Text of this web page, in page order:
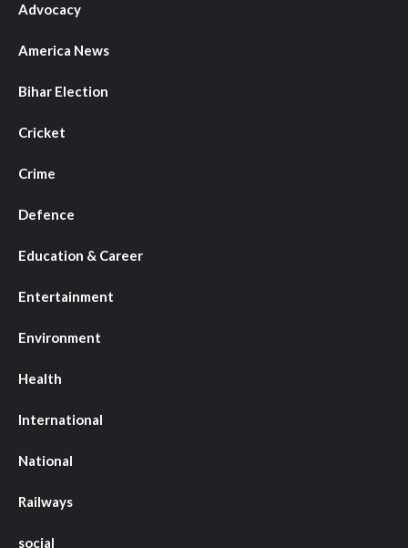
Advocacy
America News
Bihar Election
Cricket
Crime
Defence
Education & Career
Entertainment
Environment
Health
International
National
Railways
social